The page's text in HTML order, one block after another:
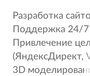
Разработка
Поддержка 24/7
Привлечение
(ЯндексДирект,
3D